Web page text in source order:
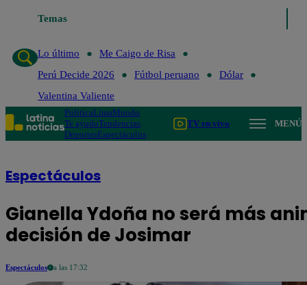
Temas
Lo último
Me Caigo de Risa
Perú Decide 2026
Fútbol peruano
Dólar
Valentina Valiente
PolíticaLimaMundo
Te ayudoTendencias
DeportesEspectáculos
TV en vivo MENÚ
Espectáculos
Gianella Ydoña no será más
decisión de Josimar
Espectáculos a las 17:32